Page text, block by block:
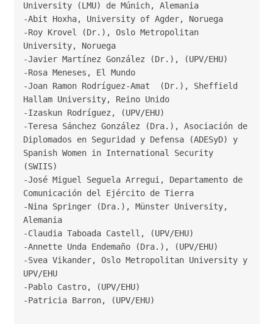
University (LMU) de Múnich, Alemania
-Abit Hoxha, University of Agder, Noruega
-Roy Krovel (Dr.), Oslo Metropolitan
University, Noruega
-Javier Martínez González (Dr.), (UPV/EHU)
-Rosa Meneses, El Mundo
-Joan Ramon Rodríguez-Amat  (Dr.), Sheffield
Hallam University, Reino Unido
-Izaskun Rodríguez, (UPV/EHU)
-Teresa Sánchez González (Dra.), Asociación de
Diplomados en Seguridad y Defensa (ADESyD) y
Spanish Women in International Security
(SWIIS)
-José Miguel Seguela Arregui, Departamento de
Comunicación del Ejército de Tierra
-Nina Springer (Dra.), Münster University,
Alemania
-Claudia Taboada Castell, (UPV/EHU)
-Annette Unda Endemaño (Dra.), (UPV/EHU)
-Svea Vikander, Oslo Metropolitan University y
UPV/EHU
-Pablo Castro, (UPV/EHU)
-Patricia Barron, (UPV/EHU)